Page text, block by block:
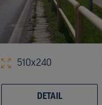
510x240
DETAIL